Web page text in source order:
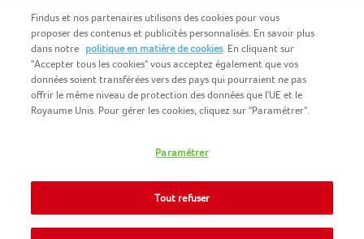
Facebook
NOMAD FOODS
CGU DU SITE
INFORMATIONS LÉGALES
PLAN DU SITE
Findus et nos partenaires utilisons des cookies pour vous
proposer des contenus et publicités personnalisés. En savoir plus
dans notre politique en matière de cookies. En cliquant sur
"Accepter tous les cookies" vous acceptez également que vos
données soient transférées vers des pays qui pourraient ne pas
offrir le même niveau de protection des données que l'UE et le
Royaume Unis. Pour gérer les cookies, cliquez sur "Paramétrer".
Paramétrer
Tout refuser